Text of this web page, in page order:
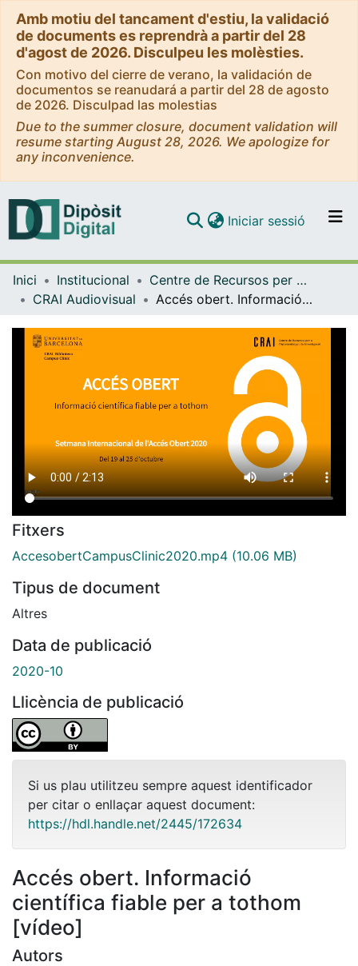
Amb motiu del tancament d'estiu, la validació
de documents es reprendrà a partir del 28
d'agost de 2026. Disculpeu les molèsties.
Con motivo del cierre de verano, la validación de
documentos se reanudará a partir del 28 de agosto
de 2026. Disculpad las molestias
Due to the summer closure, document validation will
resume starting August 28, 2026. We apologize for
any inconvenience.
Navega per tot el DD
Iniciar sessió (current)
Inici Institucional
Centre de Recursos per a l'Aprenentatge i la Investigació (CRAI-UB) - Institucional
CRAI Audiovisual
Accés obert. Informació científica fiable per a tothom [vídeo]
Fitxers
AccesobertCampusClinic2020.mp4 (10.06 MB)
Tipus de document
Altres
Data de publicació
2020-10
Llicència de publicació
Si us plau utilitzeu sempre aquest identificador
per citar o enllaçar aquest document:
https://hdl.handle.net/2445/172634
Accés obert. Informació
científica fiable per a tothom
[vídeo]
Autors